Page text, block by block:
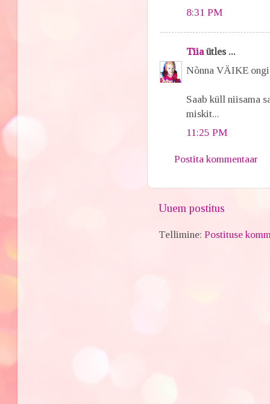
8:31 PM
Tiiaütles ...
Nõnna VÄIKE ongi
Saab küll niisama
miskit...
11:25 PM
Postita kommentaar
Uuem postitus
Tellimine:Postituse